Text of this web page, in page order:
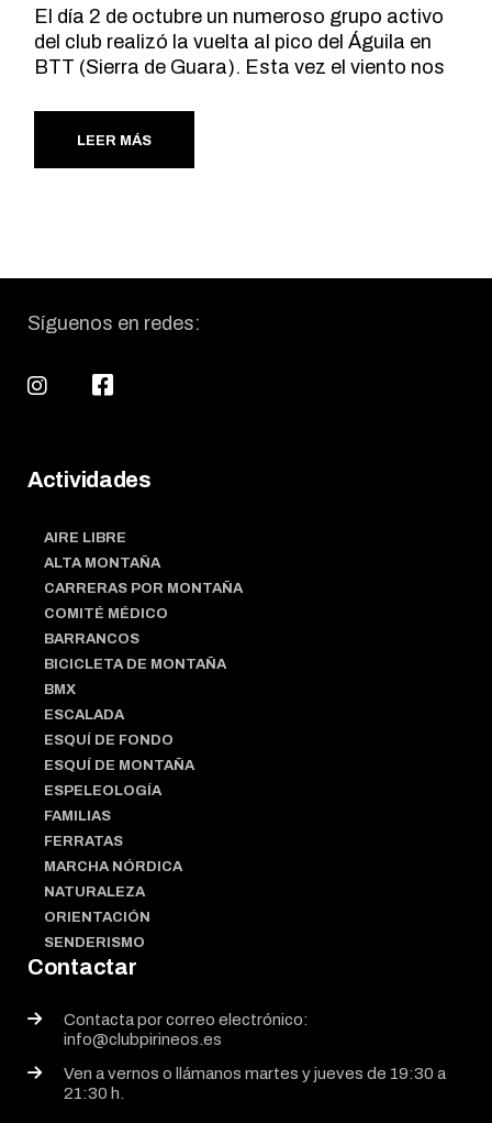
El día 2 de octubre un numeroso grupo activo
del club realizó la vuelta al pico del Águila en
BTT (Sierra de Guara). Esta vez el viento nos
LEER MÁS
Síguenos en redes:
Actividades
AIRE LIBRE
ALTA MONTAÑA
CARRERAS POR MONTAÑA
COMITÉ MÉDICO
BARRANCOS
BICICLETA DE MONTAÑA
BMX
ESCALADA
ESQUÍ DE FONDO
ESQUÍ DE MONTAÑA
ESPELEOLOGÍA
FAMILIAS
FERRATAS
MARCHA NÓRDICA
NATURALEZA
ORIENTACIÓN
SENDERISMO
Contactar
Contacta por correo electrónico:
info@clubpirineos.es
Ven a vernos o llámanos martes y jueves de 19:30 a
21:30 h.